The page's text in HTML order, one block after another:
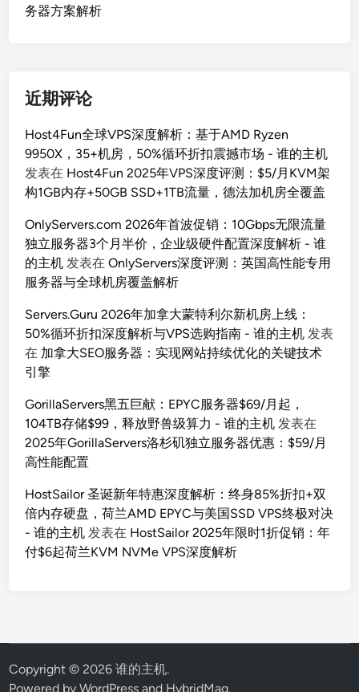
务器方案解析
近期评论
Host4Fun全球VPS深度解析：基于AMD Ryzen
9950X，35+机房，50%循环折扣震撼市场 - 谁的主机
发表在 Host4Fun 2025年VPS深度评测：$5/月KVM架
构1GB内存+50GB SSD+1TB流量，德法加机房全覆盖
OnlyServers.com 2026年首波促销：10Gbps无限流量
独立服务器3个月半价，企业级硬件配置深度解析 - 谁
的主机 发表在OnlyServers深度评测：英国高性能专用
服务器与全球机房覆盖解析
Servers.Guru 2026年加拿大蒙特利尔新机房上线：
50%循环折扣深度解析与VPS选购指南 - 谁的主机 发表
在 加拿大SEO服务器：实现网站持续优化的关键技术
引擎
GorillaServers黑五巨献：EPYC服务器$69/月起，
104TB存储$99，释放野兽级算力 - 谁的主机 发表在
2025年GorillaServers洛杉矶独立服务器优惠：$59/月
高性能配置
HostSailor 圣诞新年特惠深度解析：终身85%折扣+双
倍内存硬盘，荷兰AMD EPYC与美国SSD VPS终极对决
- 谁的主机 发表在 HostSailor 2025年限时1折促销：年
付$6起荷兰KVM NVMe VPS深度解析
Copyright © 2026谁的主机.
Powered byWordPress and HybridMag.